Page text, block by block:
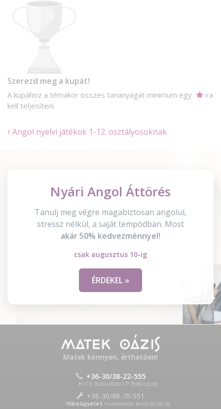
Szerezd meg a kupát!
A kupához a témakör összes tananyagát minimum egy
-ra
kell teljesíteni.
Angol nyelvi játékok 1-12. osztályosoknak
Nyári Angol Áttörés
Tanulj meg végre magabiztosan angolul,
stressz nélkül, a saját tempódban. Most
akár 50% kedvezménnyel!
csak augusztus 10-ig
ÉRDEKEL »
Matek könnyen, érthetően!
+36-30/38-22-555
H-CS: 8:00-16:00 | P: 8:00-12:00
+36-30/98-70-551
Hibaügyelet munkaidőn kívül 20:00-ig